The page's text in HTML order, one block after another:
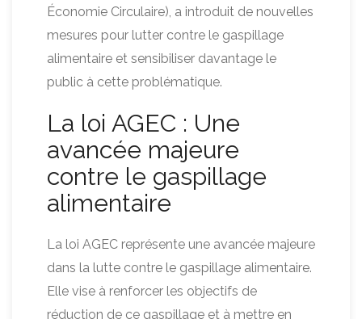
Économie Circulaire), a introduit de nouvelles
mesures pour lutter contre le gaspillage
alimentaire et sensibiliser davantage le
public à cette problématique.
La loi AGEC : Une
avancée majeure
contre le gaspillage
alimentaire
La loi AGEC représente une avancée majeure
dans la lutte contre le gaspillage alimentaire.
Elle vise à renforcer les objectifs de
réduction de ce gaspillage et à mettre en